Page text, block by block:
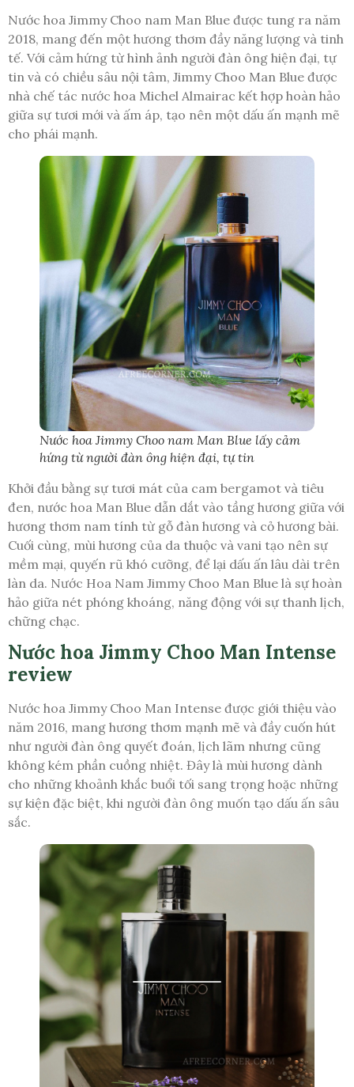
Nước hoa Jimmy Choo nam Man Blue được tung ra năm
2018, mang đến một hương thơm đầy năng lượng và tinh
tế. Với cảm hứng từ hình ảnh người đàn ông hiện đại, tự
tin và có chiều sâu nội tâm, Jimmy Choo Man Blue được
nhà chế tác nước hoa Michel Almairac kết hợp hoàn hảo
giữa sự tươi mới và ấm áp, tạo nên một dấu ấn mạnh mẽ
cho phái mạnh.
Nước hoa Jimmy Choo nam Man Blue lấy cảm
hứng từ người đàn ông hiện đại, tự tin
Khởi đầu bằng sự tươi mát của cam bergamot và tiêu
đen, nước hoa Man Blue dẫn dắt vào tầng hương giữa với
hương thơm nam tính từ gỗ đàn hương và cỏ hương bài.
Cuối cùng, mùi hương của da thuộc và vani tạo nên sự
mềm mại, quyến rũ khó cưỡng, để lại dấu ấn lâu dài trên
làn da. Nước Hoa Nam Jimmy Choo Man Blue là sự hoàn
hảo giữa nét phóng khoáng, năng động với sự thanh lịch,
chững chạc.
Nước hoa Jimmy Choo Man Intense
review
Nước hoa Jimmy Choo Man Intense được giới thiệu vào
năm 2016, mang hương thơm mạnh mẽ và đầy cuốn hút
như người đàn ông quyết đoán, lịch lãm nhưng cũng
không kém phần cuồng nhiệt. Đây là mùi hương dành
cho những khoảnh khắc buổi tối sang trọng hoặc những
sự kiện đặc biệt, khi người đàn ông muốn tạo dấu ấn sâu
sắc.